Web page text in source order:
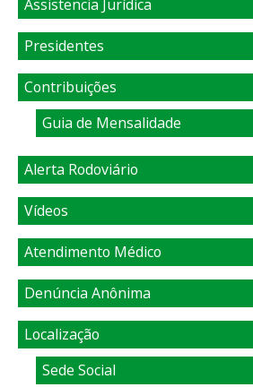
Assistencia Jurídica
Presidentes
Contribuições
Guia de Mensalidade
Alerta Rodoviário
Vídeos
Atendimento Médico
Denúncia Anônima
Localização
Sede Social